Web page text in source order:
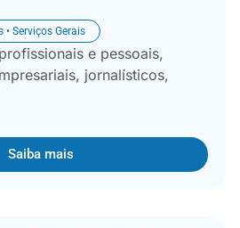
Serviços Gerais
e pessoais,
jornalísticos,
Saiba mais